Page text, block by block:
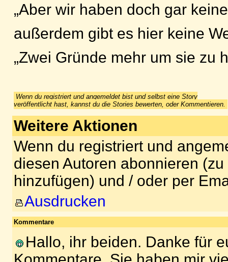
„Aber wir haben doch gar
außerdem gibt es hier keine
„Zwei Gründe mehr um sie zu
Wenn du registriert und angemeldet bist und selbst eine Story
veröffentlicht hast, kannst du die Stories bewerten, oder Kommentieren.
Weitere Aktionen
Wenn du registriert und
diesen Autoren abonnieren
hinzufügen) und / oder per
Ausdrucken
Kommentare
Hallo, ihr beiden. Danke für